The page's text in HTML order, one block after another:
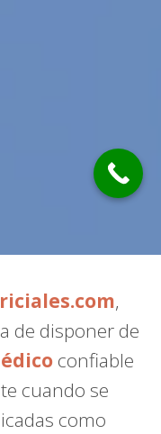
,
de disponer de
confiable
cuando se
como